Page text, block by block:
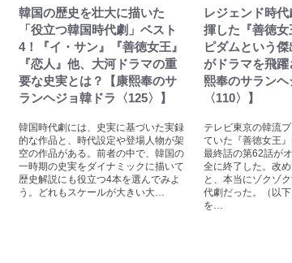
韓国の歴史を壮大に描いた
「役立つ韓国時代劇」ベスト
4！『イ・サン』『善徳女王』
『恋人』他、大河ドラマの重
要な史実とは？【康熙奉のサ
ランヘジョ韓ドラ〈125〉】
韓国時代劇には、史実に基づいた実録
的な作品と、時代設定や登場人物が架
空の作品がある。前者の中で、韓国の
一時期の史実をダイナミックに描いて
歴史解説にも役立つ4本を選んでみよ
う。どれもスケールが大きい大…
レジェンド時
揮した『善徳女
ピダムという
がドラマを飛
熙奉のサランヘ
〈110〉】
テレビ東京の韓流
ていた『善徳女王
最終話の第62話が
全に終了した。改
と、本当にゾクゾ
代劇だった。（以
を…